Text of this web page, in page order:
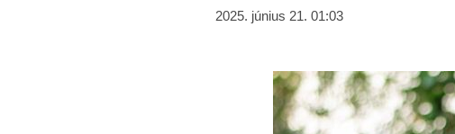
2025. június 21. 01:03